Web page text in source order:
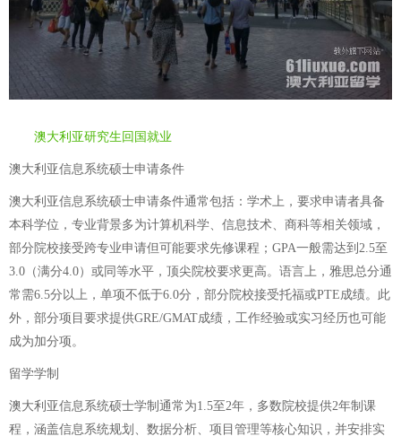
澳大利亚研究生回国就业
澳大利亚信息系统硕士申请条件
澳大利亚信息系统硕士申请条件通常包括：学术上，要求申请者具备
本科学位，专业背景多为计算机科学、信息技术、商科等相关领域，
部分院校接受跨专业申请但可能要求先修课程；GPA一般需达到2.5至
3.0（满分4.0）或同等水平，顶尖院校要求更高。语言上，雅思总分通
常需6.5分以上，单项不低于6.0分，部分院校接受托福或PTE成绩。此
外，部分项目要求提供GRE/GMAT成绩，工作经验或实习经历也可能
成为加分项。
留学学制
澳大利亚信息系统硕士学制通常为1.5至2年，多数院校提供2年制课
程，涵盖信息系统规划、数据分析、项目管理等核心知识，并安排实